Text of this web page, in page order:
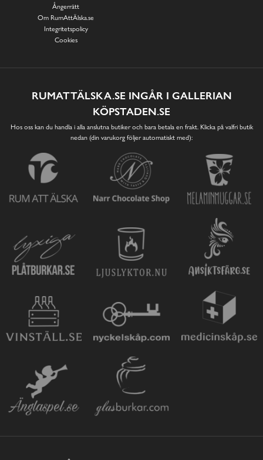
Ångerrätt
Om RumAttÄlska.se
Integritetspolicy
Cookies
RUMATTÄLSKA.SE INGÅR I GALLERIAN
KÖPSTADEN.SE
Hos oss kan du handla i alla anslutna butiker och bara betala en frakt. Klicka på valfri butik
nedan (din varukorg följer automatiskt med):